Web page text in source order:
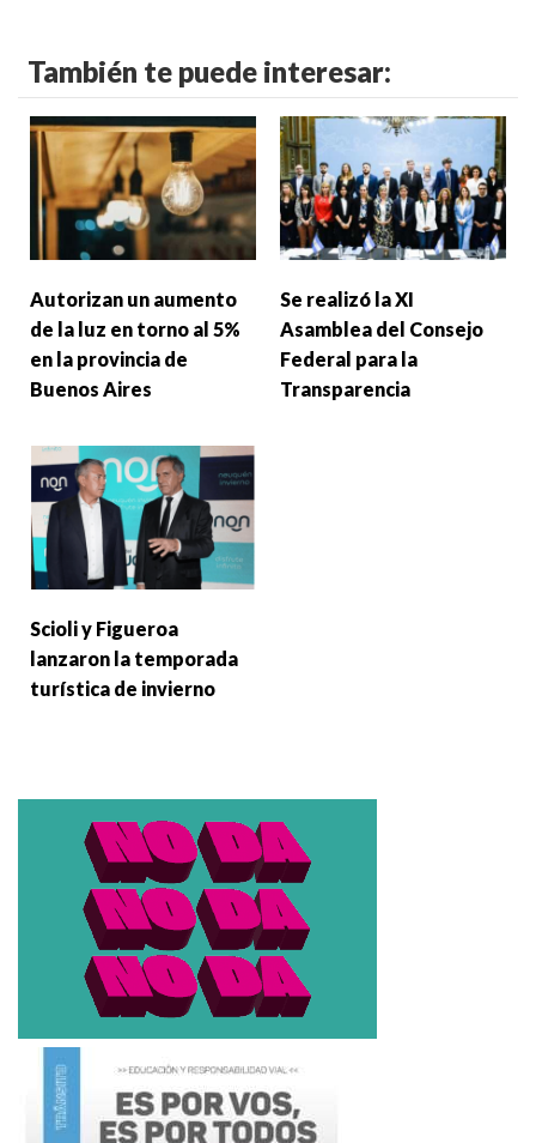
También te puede interesar:
Autorizan un aumento
de la luz en torno al 5%
en la provincia de
Buenos Aires
Se realizó la XI
Asamblea del Consejo
Federal para la
Transparencia
Scioli y Figueroa
lanzaron la temporada
turística de invierno